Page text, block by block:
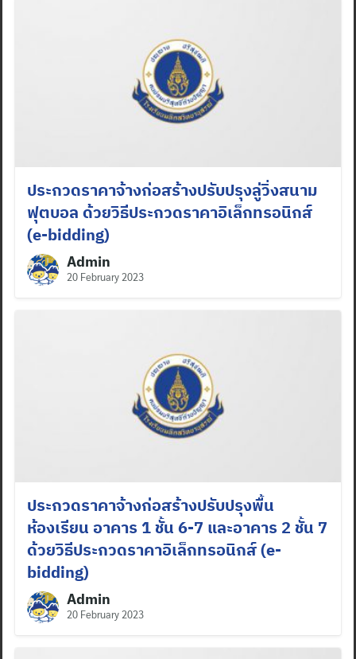
ประกวดราคาจ้างก่อสร้างปรับปรุงลู่วิ่งสนาม
ฟุตบอล ด้วยวิธีประกวดราคาอิเล็กทรอนิกส์
(e-bidding)
Admin
20 February 2023
ประกวดราคาจ้างก่อสร้างปรับปรุงพื้น
ห้องเรียน อาคาร 1 ชั้น 6-7 และอาคาร 2 ชั้น 7
ด้วยวิธีประกวดราคาอิเล็กทรอนิกส์ (e-
bidding)
Admin
20 February 2023